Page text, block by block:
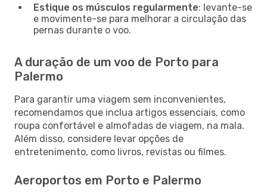
Estique os músculos regularmente: levante-se
e movimente-se para melhorar a circulação das
pernas durante o voo.
A duração de um voo de Porto para
Palermo
Para garantir uma viagem sem inconvenientes,
recomendamos que inclua artigos essenciais, como
roupa confortável e almofadas de viagem, na mala.
Além disso, considere levar opções de
entretenimento, como livros, revistas ou filmes.
Aeroportos em Porto e Palermo